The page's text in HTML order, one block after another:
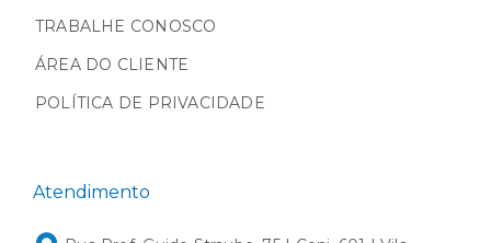
TRABALHE CONOSCO
ÁREA DO CLIENTE
POLÍTICA DE PRIVACIDADE
Atendimento